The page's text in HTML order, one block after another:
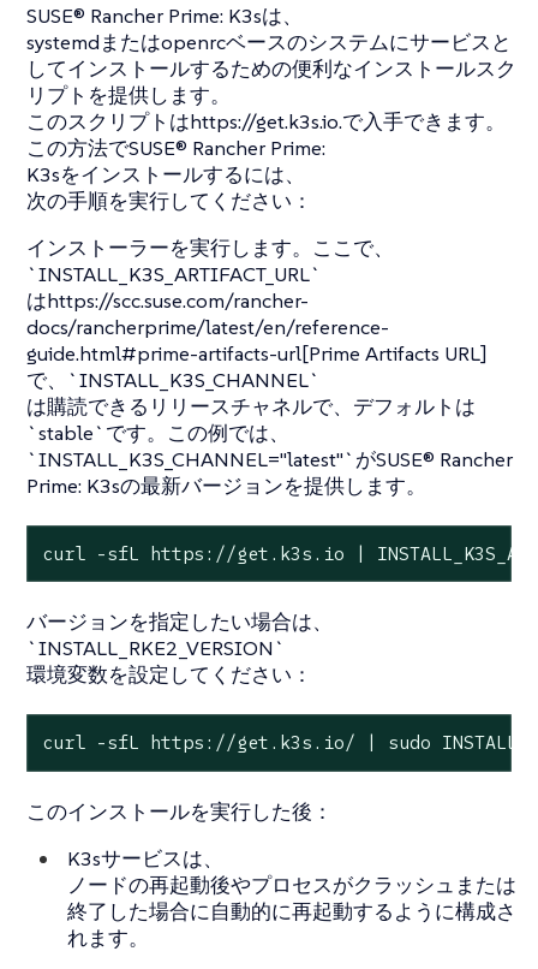
SUSE® Rancher Prime: K3sは、
systemdまたはopenrcベースのシステムにサービスと
してインストールするための便利なインストールスク
リプトを提供します。
このスクリプトはhttps://get.k3s.io.で入手できます。
この方法でSUSE® Rancher Prime:
K3sをインストールするには、
次の手順を実行してください：
インストーラーを実行します。ここで、
`INSTALL_K3S_ARTIFACT_URL`
はhttps://scc.suse.com/rancher-
docs/rancherprime/latest/en/reference-
guide.html#prime-artifacts-url[Prime Artifacts URL]
で、`INSTALL_K3S_CHANNEL`
は購読できるリリースチャネルで、デフォルトは
`stable`です。この例では、
`INSTALL_K3S_CHANNEL="latest"`がSUSE® Rancher
Prime: K3sの最新バージョンを提供します。
curl -sfL https://get.k3s.io |
バージョンを指定したい場合は、
`INSTALL_RKE2_VERSION`
環境変数を設定してください：
curl -sfL https://get.k3s.io/ | sudo
このインストールを実行した後：
K3sサービスは、
ノードの再起動後やプロセスがクラッシュまたは
終了した場合に自動的に再起動するように構成さ
れます。